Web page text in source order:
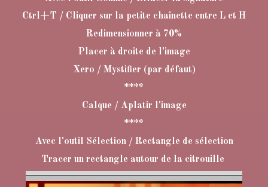
Ctrl+T / Cliquer sur la petite chaînette entre L et H
Redimensionner à 70%
Placer à droite de l'image
Xero / Mystifier (par défaut)
****
Calque / Aplatir l'image
****
Avec l'outil Sélection / Rectangle de sélection
Tracer un rectangle autour de la citrouille